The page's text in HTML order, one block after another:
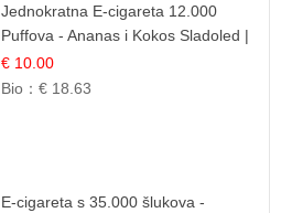
Jednokratna E-cigareta 12.000
Puffova - Ananas i Kokos Sladoled |
Tropski Desert
€ 10.00
Bio：€ 18.63
E-cigareta s 35.000 šlukova -